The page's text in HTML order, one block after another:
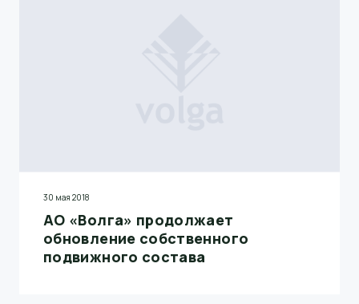
30 мая 2018
АО «Волга» продолжает
обновление собственного
подвижного состава